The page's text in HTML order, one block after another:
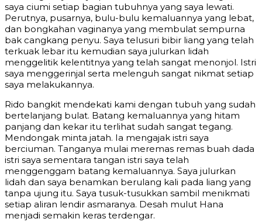
saya ciumi setiap bagian tubuhnya yang saya lewati.
Perutnya, pusarnya, bulu-bulu kemaluannya yang lebat,
dan bongkahan vaginanya yang membulat sempurna
bak cangkang penyu. Saya telusuri bibir liang yang telah
terkuak lebar itu kemudian saya julurkan lidah
menggelitik kelentitnya yang telah sangat menonjol. Istri
saya menggerinjal serta melenguh sangat nikmat setiap
saya melakukannya.
Rido bangkit mendekati kami dengan tubuh yang sudah
bertelanjang bulat. Batang kemaluannya yang hitam
panjang dan kekar itu terlihat sudah sangat tegang.
Mendongak minta jatah. Ia mengajak istri saya
berciuman. Tanganya mulai meremas remas buah dada
istri saya sementara tangan istri saya telah
menggenggam batang kemaluannya. Saya julurkan
lidah dan saya benamkan berulang kali pada liang yang
tanpa ujung itu. Saya tusuk-tusukkan sambil menikmati
setiap aliran lendir asmaranya. Desah mulut Hana
menjadi semakin keras terdengar.